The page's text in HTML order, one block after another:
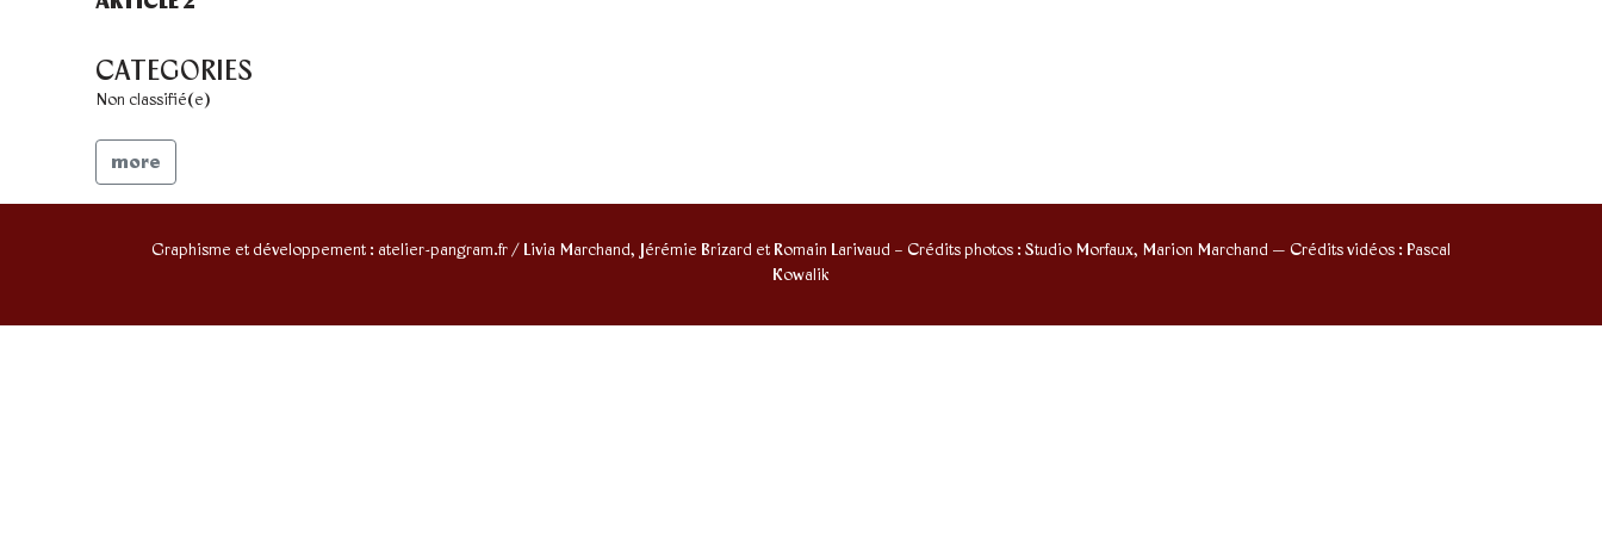
CATEGORIES
Non classifié(e)
more
Graphisme et développement : atelier-pangram.fr / Livia Marchand, Jérémie Brizard et Romain Larivaud – Crédits photos : Studio Morfaux, Marion Marchand — Crédits vidéos : Pascal
Kowalik